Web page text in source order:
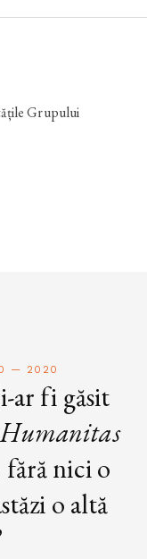
Grupului
— 2020
ar fi găsit
Humanitas
nici o
o altă